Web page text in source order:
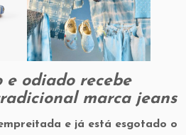
e odiado recebe
marca jeans
e já está esgotado o